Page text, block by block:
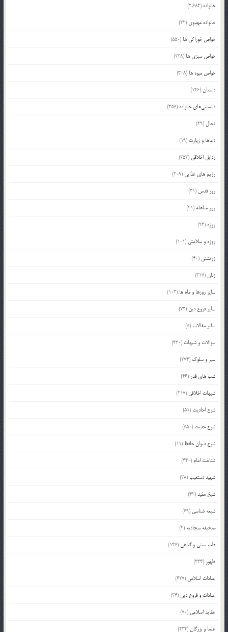
خانواده (2,682)
خانواده مهدوی (22)
خواص خوراکی ها (550)
خواص سبزی ها (228)
خواص میوه ها (308)
داستان(146)
دانستنی‌های خانواده (357)
دجال (29)
دعاها و زیارت (19)
رذایل اخلاقی (252)
رژیم های غذایی (209)
روز قدس (31)
روز مباهله (41)
روزه (93)
روزه و سلامتی (101)
زرتشتی (40)
زنان(317)
سایر روزها و ماه ها (103)
سایر فروع دین (72)
سایر مقالات (5)
سوالات و شبهات (420)
سیر و سلوک (274)
شب های قدر (46)
شبهات اخلاقی (217)
شرح احادیث (51)
شرح حدیث (550)
شرح دیوان حافظ (11)
شناخت امام (440)
شهید دستغیب(38)
شیخ مفید(42)
شیعه شناسی (69)
صحیفه سجادیه (4)
طب سنتی و گیاهی (147)
ظهور (334)
عبادات اسلامی (627)
عبادات و فروع دین (34)
عقاید اسلامی (70)
علما و بزرگان(224)